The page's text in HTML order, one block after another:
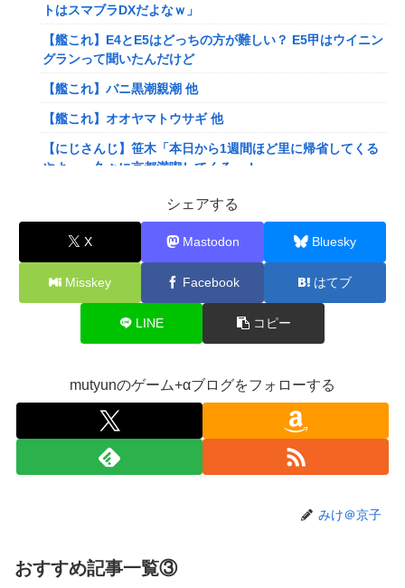
トはスマブラDXだよなｗ」
【艦これ】E4とE5はどっちの方が難しい？ E5甲はウイニン
グランって聞いたんだけど
【艦これ】バニ黒潮親潮 他
【艦これ】オオヤマトウサギ 他
【にじさんじ】笹木「本日から1週間ほど里に帰省してくる
やよ～。久々に京都満喫してくるっ！」
【にじさんじ】ののは、初の後輩コラボ！あゆゆとおはなし
「なかよくなれるかな？！」【8/7(金)20:00】
【VTuber】Google Play初のトーク番組「選抜！推しナイ
ン発表会」発表へ！8名が推しキャラクターの魅力を語り合
う【8/6(木)18:00】
とーーーーーーーーにおもんない！！！！」→炎上
ロロの演劇のせいで2人も無駄死ににwwww
【画像】石川佳純さん(31)の体、エッッッッッッッッッッッ
ッッッッッッ！
【速報】熊本イオンモール、爆発の原因は『これ』の可能性
くって終わるｗｗｗｗｗｗｗ
シェアする
X Mastodon Bluesky
Misskey Facebook はてブ
LINE コピー
mutyunのゲーム+αブログをフォローする
みけ＠京子
おすすめ記事一覧③